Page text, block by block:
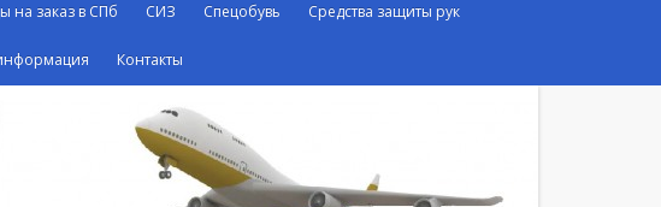
на заказ в СПб СИЗ Спецобувь Средства защиты рук
Контакты